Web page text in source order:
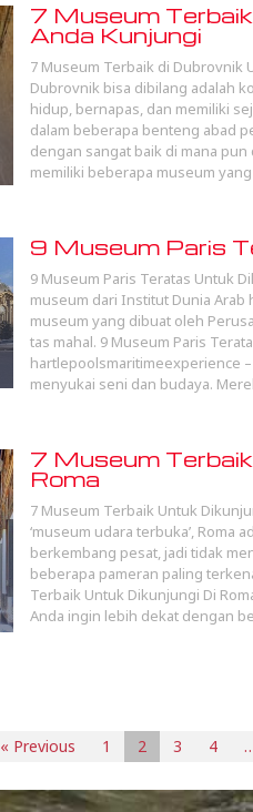
7 Museum
Anda Kunjungi
7 Museum Terbaik di Dubrovnik
Dubrovnik bisa dibilang adalah
hidup, bernapas, dan memiliki
dalam beberapa benteng abad
dengan sangat baik di mana
memiliki beberapa museum
9 Museum Paris
9 Museum Paris Teratas Untuk
museum dari Institut Dunia Arab
museum yang dibuat oleh
tas mahal. 9 Museum Paris
hartlepoolsmaritimeexperience
menyukai seni dan budaya.
7 Museum
Roma
7 Museum Terbaik Untuk
‘museum udara terbuka’, Roma
berkembang pesat, jadi tidak
beberapa pameran paling
Terbaik Untuk Dikunjungi Di
Anda ingin lebih dekat dengan
« Previous 1 2 3 4